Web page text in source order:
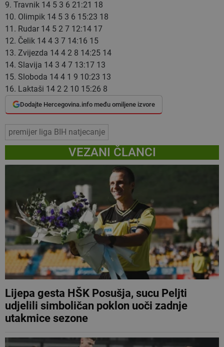
9. Travnik 14 5 3 6 21:21 18
10. Olimpik 14 5 3 6 15:23 18
11. Rudar 14 5 2 7 12:14 17
12. Čelik 14 4 3 7 14:16 15
13. Zvijezda 14 4 2 8 14:25 14
14. Slavija 14 3 4 7 13:17 13
15. Sloboda 14 4 1 9 10:23 13
16. Laktaši 14 2 2 10 15:26 8
Dodajte Hercegovina.info među omiljene izvore
premijer liga BIH natjecanje
VEZANI ČLANCI
Lijepa gesta HŠK Posušja, sucu Peljti
udjelili simboličan poklon uoči zadnje
utakmice sezone